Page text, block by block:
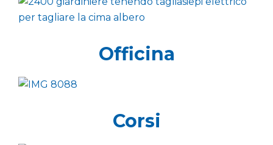
Officina
Corsi